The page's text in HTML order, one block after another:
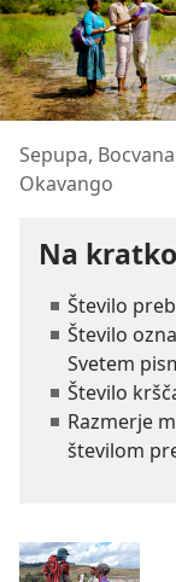
Sepupa,
Okavango
Na
Število
Število
Svetem
Število
Razmerje
številom